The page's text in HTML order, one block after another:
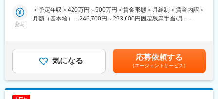
変更の範囲：会社の定める業務
◇サンプル出し（サンプルパターン作成、仕様書作成）
◇サンプル検品
◇量産出し（量産修正、グレーディング、仕様書作成）
■業務の特徴：
～コレクションの根幹にいち早く携わることができます～
◇複雑な仕様、パターンアイテム、また、特異な素材や薄物も多
給与
＜予定年収＞420万円～500万円＜賃金形態＞月給制＜賃金内訳＞
月額（基本給）：246,700円～293,600円固定残業手当/月：
目安の金額であり、選考を通じて上下する可能性があります。月
給(月額)は固定手当を含めた表記です。
気になる 応募依頼する
（エージェントサービス）